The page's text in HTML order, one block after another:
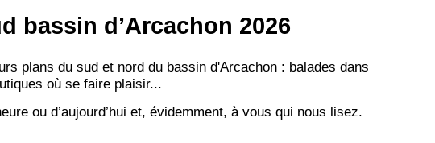
bassin d’Arcachon 2026
plans du sud et nord du bassin d'Arcachon : balades dans
où se faire plaisir...
ou d’aujourd’hui et, évidemment, à vous qui nous lisez.